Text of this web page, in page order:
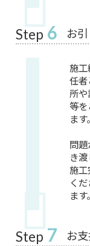
Step 6 お
施
任
所
等
ます。
問
き渡
施
く
ます。
Step 7 お